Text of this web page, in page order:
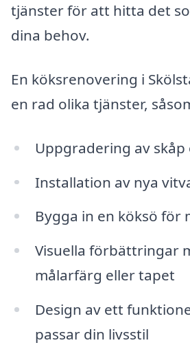
tjänster för att hitta det
dina behov.
En köksrenovering i
en rad olika tjänster,
Uppgradering av
Installation av nya
Bygga in en köksö för
Visuella förbättringar
målarfärg eller tapet
Design av ett
passar din livsstil